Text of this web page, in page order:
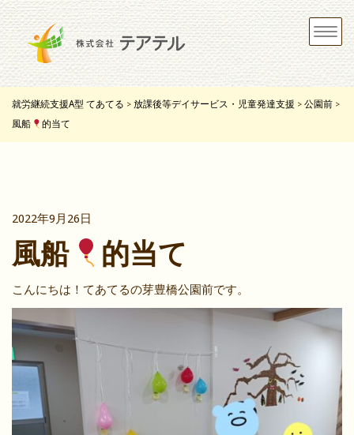
Toggle
就労継続支援A型 てあてる > 放課後等デイサービス・児童発達支援 > 公園前 >
風船 的当て
2022年9月26日
風船 的当て
こんにちは！てあてるの芽豊橋公園前です。